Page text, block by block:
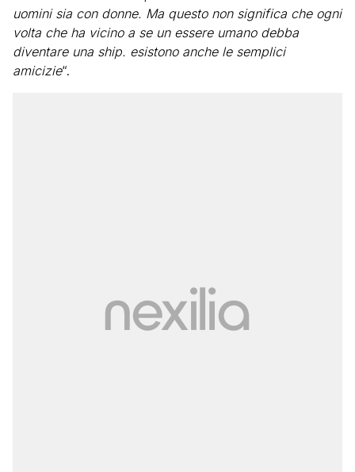
uomini sia con donne. Ma questo non significa che ogni
volta che ha vicino a se un essere umano debba
diventare una ship. esistono anche le semplici
amicizie“.